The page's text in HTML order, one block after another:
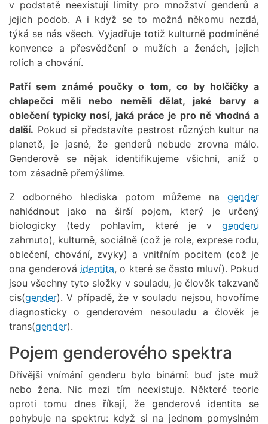
v podstatě neexistují limity pro množství genderů a
jejich podob. A i když se to možná někomu nezdá,
týká se nás všech. Vyjadřuje totiž kulturně podmíněné
konvence a přesvědčení o mužích a ženách, jejich
rolích a chování.
Patří sem známé poučky o tom, co by holčičky a
chlapečci měli nebo neměli dělat, jaké barvy a
oblečení typicky nosí, jaká práce je pro ně vhodná a
další. Pokud si představíte pestrost různých kultur na
planetě, je jasné, že genderů nebude zrovna málo.
Genderově se nějak identifikujeme všichni, aniž o
tom zásadně přemýšlíme.
Z odborného hlediska potom můžeme na gender
nahlédnout jako na širší pojem, který je určený
biologicky (tedy pohlavím, které je v genderu
zahrnuto), kulturně, sociálně (což je role, exprese rodu,
oblečení, chování, zvyky) a vnitřním pocitem (což je
ona genderová identita, o které se často mluví). Pokud
jsou všechny tyto složky v souladu, je člověk takzvaně
cis(gender). V případě, že v souladu nejsou, hovoříme
diagnosticky o genderovém nesouladu a člověk je
trans(gender).
Pojem genderového spektra
Dřívější vnímání genderu bylo binární: buď jste muž
nebo žena. Nic mezi tím neexistuje. Některé teorie
oproti tomu dnes říkají, že genderová identita se
pohybuje na spektru: když si na jednom pomyslném